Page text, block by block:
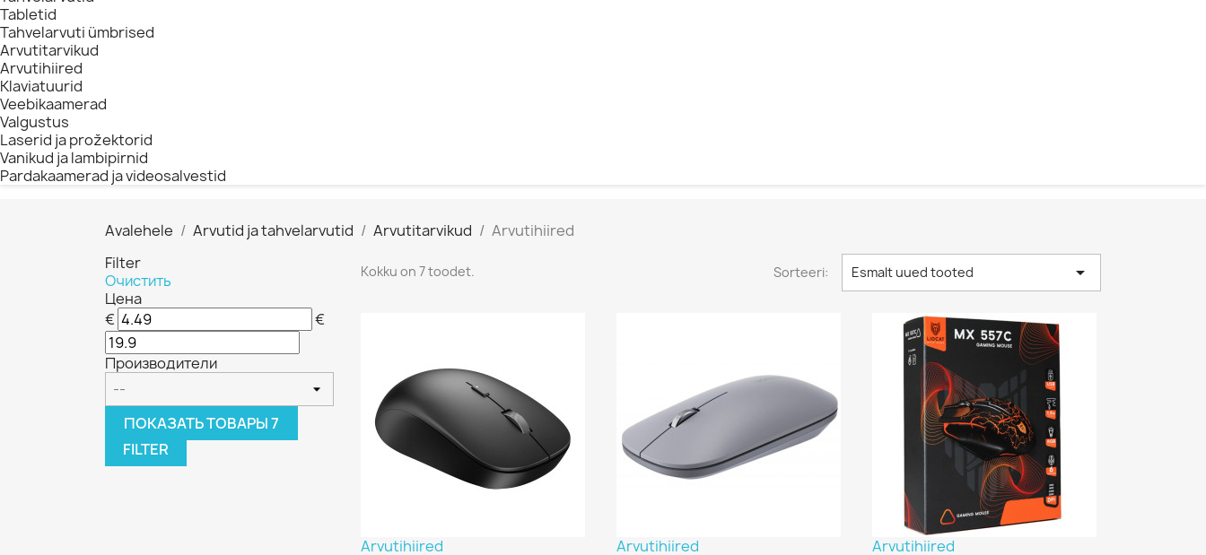
Tabletid
Tahvelarvuti ümbrised
Arvutitarvikud
Arvutihiired
Klaviatuurid
Veebikaamerad
Valgustus
Laserid ja prožektorid
Vanikud ja lambipirnid
Pardakaamerad ja videosalvestid
Avalehele Arvutid ja tahvelarvutid Arvutitarvikud
Arvutihiired
Filter
Очистить
Цена
€
€
Производители
ПОКАЗАТЬ ТОВАРЫ7
FILTER
Kokku on 7 toodet. Sorteeri: Esmalt uued tooted 
Arvutihiired Arvutihiired Arvutihiired